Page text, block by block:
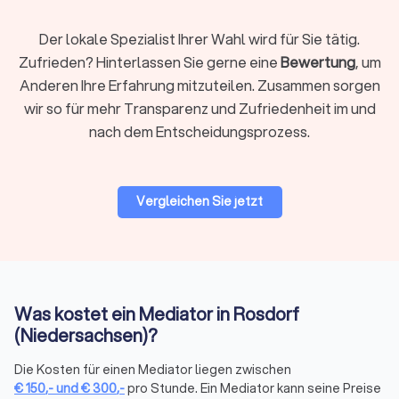
Vorteile der Mediation
Mediation bietet im Vergleich zu herkömmlichen
Konfliktlösungsmethoden wie Gerichtsverfahren eine
Vielzahl von Vorteilen:
Freiwilligkeit: Die Teilnahme an einer Mediation ist
Entscheidung über die Köpfe der Beteiligten hinweg
später gegen sie verwendet werden.
Kosteneffizienz:Mediation ist in der Regel
Prozess schneller abläuft und weniger formell ist. Es
fallen keine hohen Anwalts- oder Gerichtskosten an, und
Der lokale Spezialist Ihrer Wahl wird für Sie tätig.
Zufrieden? Hinterlassen Sie gerne eineBewertung, um
Anderen Ihre Erfahrung mitzuteilen. Zusammen sorgen
wir so für mehr Transparenz und Zufriedenheit im und
nach dem Entscheidungsprozess.
Vergleichen Sie jetzt
Was kostet ein Mediator in Rosdorf
(Niedersachsen)?
Die Kosten für einen Mediator liegen zwischen
€150,-und€300,-pro Stunde. Ein Mediator kann seine Preise